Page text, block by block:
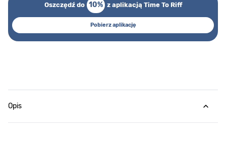
Oszczędź do 10% z aplikacją Time To Riff
Pobierz aplikację
Opis